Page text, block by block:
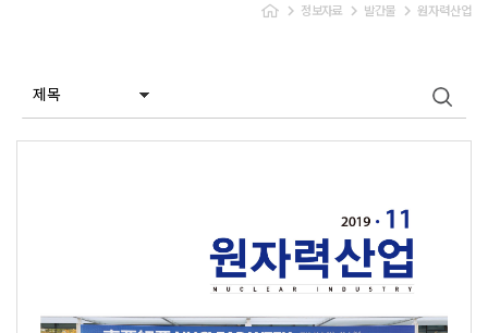
광고 신청
navigate_next 정보자료 navigate_next 발간물 navigate_next 원자력산업